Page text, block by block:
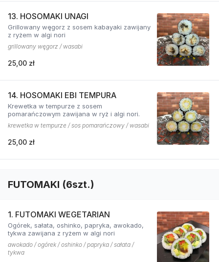
13. HOSOMAKI UNAGI
Grillowany węgorz z sosem kabayaki zawijany
z ryżem w algi nori
grillowany węgorz / wasabi
25,00 zł
14. HOSOMAKI EBI TEMPURA
Krewetka w tempurze z sosem
pomarańczowym zawijana w ryż i algi nori.
krewetka w tempurze / sos pomarańczowy / wasabi
25,00 zł
FUTOMAKI (6szt.)
1. FUTOMAKI WEGETARIAN
Ogórek, sałata, oshinko, papryka, awokado,
tykwa zawijana z ryżem w algi nori
awokado / ogórek / oshinko / papryka / sałata /
tykwa